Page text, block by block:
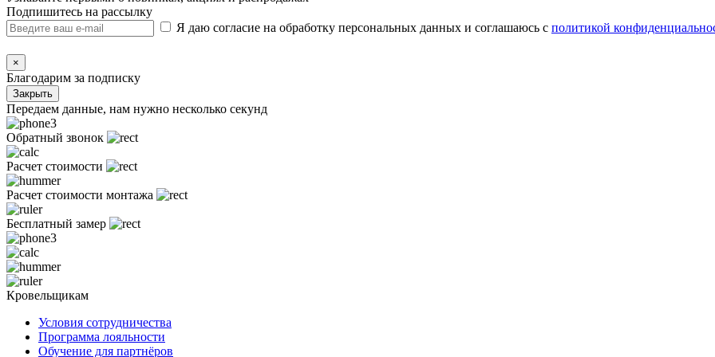
Подпишитесь на рассылку
Я даю согласие на обработку персональных данных и соглашаюсь с политикой
×
Благодарим за подписку
Закрыть
Передаем данные, нам нужно несколько секунд
Обратный звонок
Расчет стоимости
Расчет стоимости монтажа
Бесплатный замер
Кровельщикам
Условия сотрудничества
Программа лояльности
Обучение для партнёров